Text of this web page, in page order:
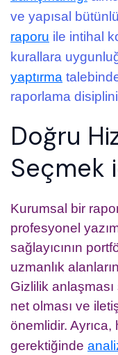
ve yapısal
raporu ile intihal
kurallara
yaptırma
raporlama
Doğru
Seçmek
Kurumsal bir
profesyonel
sağlayıcının
uzmanlık
Gizlilik anlaşması
net olması ve
önemlidir. Ayrıca,
gerektiğinde